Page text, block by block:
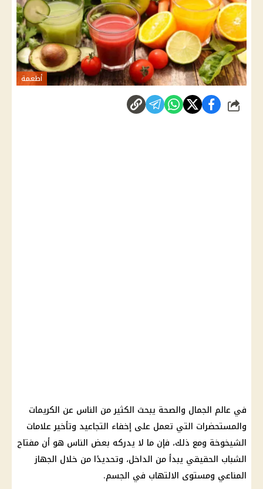
أطعمة
شارك
في عالم الجمال والصحة يبحث الكثير من الناس عن الكريمات
والمستحضرات التي تعمل على إخفاء التجاعيد وتأخير علامات
الشيخوخة ومع ذلك، فإن ما لا يدركه بعض الناس هو أن مفتاح
الشباب الحقيقي يبدأ من الداخل، وتحديدًا من خلال الجهاز
المناعي ومستوى الالتهاب في الجسم.